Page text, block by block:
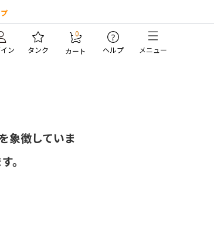
ン タンク
0
カート
?
ヘルプ メニュー
象徴していま
。